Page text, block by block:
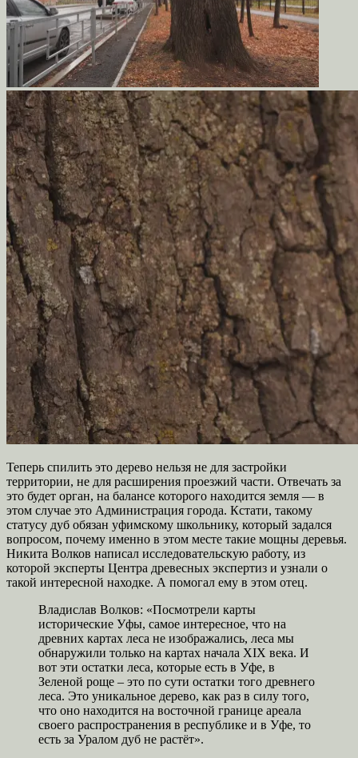
Теперь спилить это дерево нельзя не для застройки
территории, не для расширения проезжий части. Отвечать за
это будет орган, на балансе которого находится земля — в
этом случае это Администрация города. Кстати, такому
статусу дуб обязан уфимскому школьнику, который задался
вопросом, почему именно в этом месте такие мощны деревья.
Никита Волков написал исследовательскую работу, из
которой эксперты Центра древесных экспертиз и узнали о
такой интересной находке. А помогал ему в этом отец.
Владислав Волков: «Посмотрели карты
исторические Уфы, самое интересное, что на
древних картах леса не изображались, леса мы
обнаружили только на картах начала XIX века. И
вот эти остатки леса, которые есть в Уфе, в
Зеленой роще – это по сути остатки того древнего
леса. Это уникальное дерево, как раз в силу того,
что оно находится на восточной границе ареала
своего распространения в республике и в Уфе, то
есть за Уралом дуб не растёт».